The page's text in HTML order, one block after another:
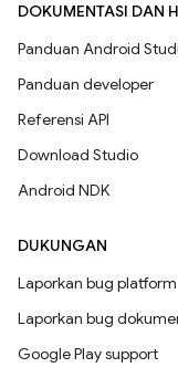
DOKUMENTASI DAN
Panduan Android
Panduan developer
Referensi API
Download Studio
Android NDK
DUKUNGAN
Laporkan bug platform
Laporkan bug
Google Play support